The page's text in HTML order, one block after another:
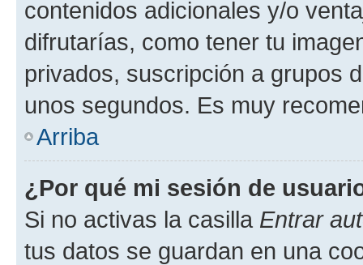
contenidos adicionales y/o
difrutarías, como tener tu
privados, suscripción a grupos
unos segundos. Es muy
Arriba
¿Por qué mi sesión de
Si no activas la casilla Entrar
tus datos se guardan en una